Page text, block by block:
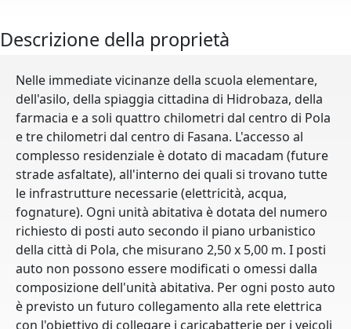
Descrizione della proprietà
Nelle immediate vicinanze della scuola elementare,
dell'asilo, della spiaggia cittadina di Hidrobaza, della
farmacia e a soli quattro chilometri dal centro di Pola
e tre chilometri dal centro di Fasana. L'accesso al
complesso residenziale è dotato di macadam (future
strade asfaltate), all'interno dei quali si trovano tutte
le infrastrutture necessarie (elettricità, acqua,
fognature). Ogni unità abitativa è dotata del numero
richiesto di posti auto secondo il piano urbanistico
della città di Pola, che misurano 2,50 x 5,00 m. I posti
auto non possono essere modificati o omessi dalla
composizione dell'unità abitativa. Per ogni posto auto
è previsto un futuro collegamento alla rete elettrica
con l'obiettivo di collegare i caricabatterie per i veicoli